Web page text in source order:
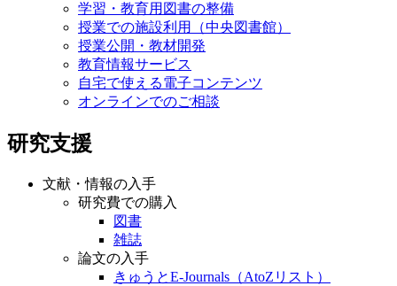
学習・教育用図書の整備
授業での施設利用（中央図書館）
授業公開・教材開発
教育情報サービス
自宅で使える電子コンテンツ
オンラインでのご相談
研究支援
文献・情報の入手
研究費での購入
図書
雑誌
論文の入手
きゅうとE-Journals（AtoZリスト）